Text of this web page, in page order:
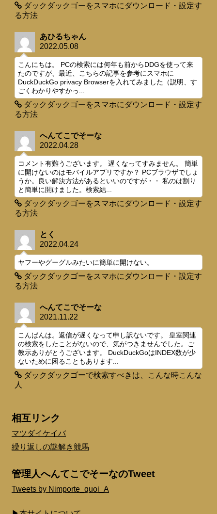
ダックダックゴーをスマホにダウンロード・設定す
る方法
あひるちゃん
2022.05.08
こんにちは。 PCの検索には何年も前からDDGを使って来
たのですが、最近、こちらの記事を参考にスマホに
DuckDuckGo privacy Browserを入れてみました（説明、す
ごくわかりやすかっ...
ダックダックゴーをスマホにダウンロード・設定す
る方法
へんてこでそーな
2022.04.28
コメント有難うございます。 遅くなってすみません。 簡単
に開けないのはモバイルアプリですか？ PCブラウザでしょ
うか。良い解決方法があるといいのですが・・ 私のは割り
と簡単に開けました。検索結...
ダックダックゴーをスマホにダウンロード・設定す
る方法
とく
2022.04.24
ヤフーやグーグルみたいに簡単に開けない。
ダックダックゴーをスマホにダウンロード・設定す
る方法
へんてこでそーな
2021.11.22
こんばんは。返信が遅くなって申し訳ないです。 皇室関連
の検索をしたことがないので、気がつきませんでした。ご
教示ありがとうございます。 DuckDuckGoはINDEX数が少
ないために困ることもあります...
ダックダックゴーで検索すべきは、こんな時こんな
人
相互リンク
マツダイケイバ
繰り返しの謎解き競馬
管理人へんてこでそーなのTweet
Tweets by Nimporte_quoi_A